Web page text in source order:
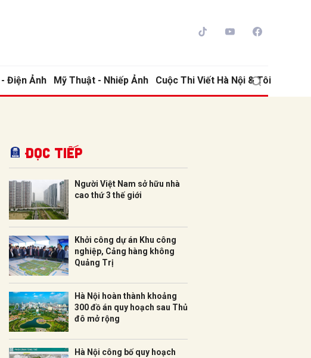
Điện Ảnh Mỹ Thuật - Nhiếp Ảnh Cuộc Thi Viết Hà Nội & Tôi
Đọc tiếp
Người Việt Nam sở hữu nhà
cao thứ 3 thế giới
Khởi công dự án Khu công
nghiệp, Cảng hàng không
Quảng Trị
Hà Nội hoàn thành khoảng
300 đồ án quy hoạch sau Thủ
đô mở rộng
Hà Nội công bố quy hoạch
Gửi